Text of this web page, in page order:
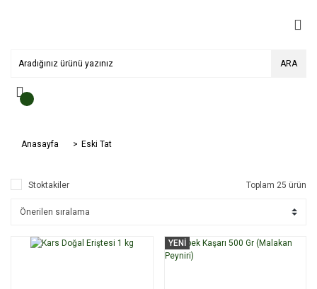
ARA
Anasayfa Eski Tat
Stoktakiler Toplam 25 ürün
YENİ